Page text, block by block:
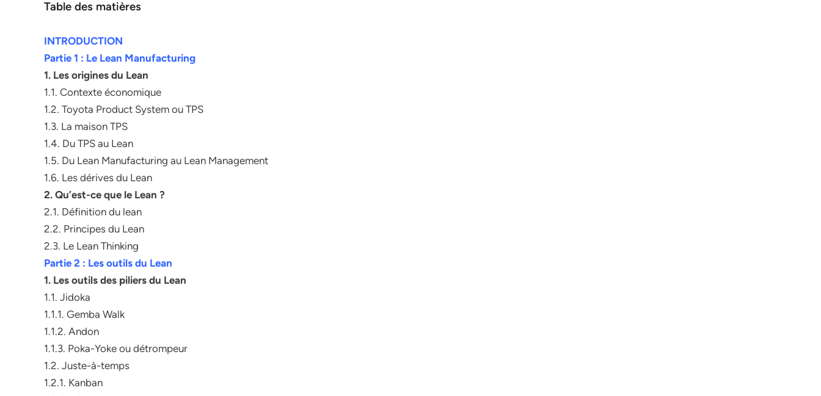
Table des matières
INTRODUCTION
Partie 1 : Le Lean Manufacturing
1. Les origines du Lean
1.1. Contexte économique
1.2. Toyota Product System ou TPS
1.3. La maison TPS
1.4. Du TPS au Lean
1.5. Du Lean Manufacturing au Lean Management
1.6. Les dérives du Lean
2. Qu’est-ce que le Lean ?
2.1. Définition du lean
2.2. Principes du Lean
2.3. Le Lean Thinking
Partie 2 : Les outils du Lean
1. Les outils des piliers du Lean
1.1. Jidoka
1.1.1. Gemba Walk
1.1.2. Andon
1.1.3. Poka-Yoke ou détrompeur
1.2. Juste-à-temps
1.2.1. Kanban